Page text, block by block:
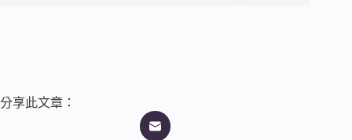
分享此文章：